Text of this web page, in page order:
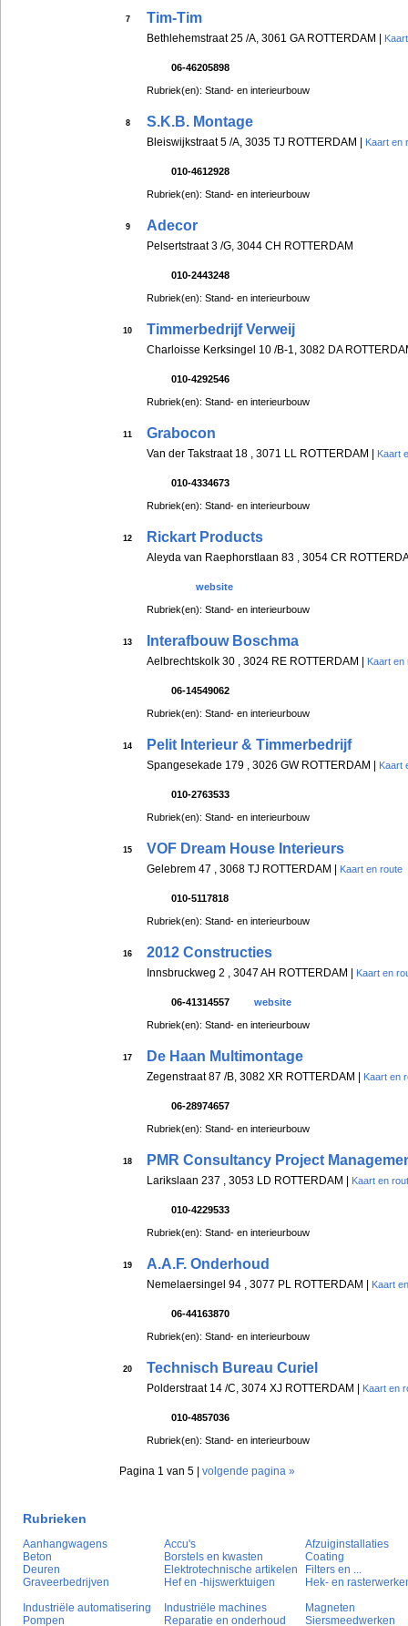
7 Tim-Tim
Bethlehemstraat 25 /A, 3061 GA ROTTERDAM |
06-46205898
Rubriek(en): Stand- en interieurbouw
8 S.K.B. Montage
Bleiswijkstraat 5 /A, 3035 TJ ROTTERDAM | Kaart en
010-4612928
Rubriek(en): Stand- en interieurbouw
9 Adecor
Pelsertstraat 3 /G, 3044 CH ROTTERDAM
010-2443248
Rubriek(en): Stand- en interieurbouw
10 Timmerbedrijf Verweij
Charloisse Kerksingel 10 /B-1, 3082 DA
010-4292546
Rubriek(en): Stand- en interieurbouw
11 Grabocon
Van der Takstraat 18 , 3071 LL ROTTERDAM | Kaart
010-4334673
Rubriek(en): Stand- en interieurbouw
12 Rickart Products
Aleyda van Raephorstlaan 83 , 3054 CR
website
Rubriek(en): Stand- en interieurbouw
13 Interafbouw Boschma
Aelbrechtskolk 30 , 3024 RE ROTTERDAM | Kaart en
06-14549062
Rubriek(en): Stand- en interieurbouw
14 Pelit Interieur & Timmerbedrijf
Spangesekade 179 , 3026 GW ROTTERDAM | Kaart
010-2763533
Rubriek(en): Stand- en interieurbouw
15 VOF Dream House Interieurs
Gelebrem 47 , 3068 TJ ROTTERDAM | Kaart en route
010-5117818
Rubriek(en): Stand- en interieurbouw
16 2012 Constructies
Innsbruckweg 2 , 3047 AH ROTTERDAM | Kaart en
06-41314557 website
Rubriek(en): Stand- en interieurbouw
17 De Haan Multimontage
Zegenstraat 87 /B, 3082 XR ROTTERDAM | Kaart en
06-28974657
Rubriek(en): Stand- en interieurbouw
18 PMR Consultancy Project
Larikslaan 237 , 3053 LD ROTTERDAM | Kaart en
010-4229533
Rubriek(en): Stand- en interieurbouw
19 A.A.F. Onderhoud
Nemelaersingel 94 , 3077 PL ROTTERDAM | Kaart
06-44163870
Rubriek(en): Stand- en interieurbouw
20 Technisch Bureau Curiel
Polderstraat 14 /C, 3074 XJ ROTTERDAM | Kaart en
010-4857036
Rubriek(en): Stand- en interieurbouw
Pagina 1 van 5 | volgende pagina »
Rubrieken
Aanhangwagens Accu's
Afzuiginstallaties
Beton
Borstels en kwasten
Coating
Deuren
Elektrotechnische artikelen
Filters en ...
Graveerbedrijven
Hef en -hijswerktuigen
Hek- en
Industriële automatisering
Industriële machines
Magneten
Pompen
Reparatie en onderhoud Siersmeedwerken